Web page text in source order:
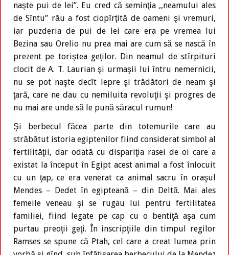
naşte pui de lei”. Eu cred că seminţia ,,neamului ales
de Sîntu” rău a fost ciopîrţită de oameni şi vremuri,
iar puzderia de pui de lei care era pe vremea lui
Bezina sau Orelio nu prea mai are cum să se nască în
prezent pe toriştea geţilor. Din neamul de stîrpituri
clocit de A. T. Laurian şi urmaşii lui întru nemernicii,
nu se pot naşte decît lepre şi trădători de neam şi
ţară, care ne dau cu nemiluita revoluţii şi progres de
nu mai are unde să le pună săracul rumun!
Şi berbecul făcea parte din totemurile care au
străbătut istoria egiptenilor fiind considerat simbol al
fertilităţii, dar odată cu dispariţia rasei de oi care a
existat la început în Egipt acest animal a fost înlocuit
cu un ţap, ce era venerat ca animal sacru în oraşul
Mendes – Dedet în egipteană – din Deltă. Mai ales
femeile veneau şi se rugau lui pentru fertilitatea
familiei, fiind legate pe cap cu o bentiţă aşa cum
purtau preoţii geţi. În inscripţiile din timpul regilor
Ramses se spune că Ptah, cel care a creat lumea prin